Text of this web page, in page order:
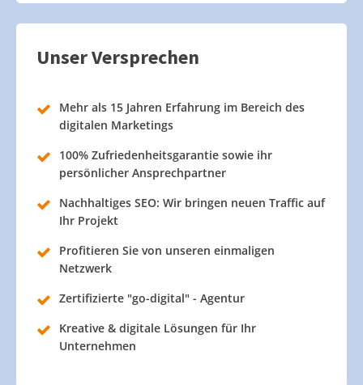
Unser Versprechen
Mehr als 15 Jahren Erfahrung im Bereich des
digitalen Marketings
100% Zufriedenheitsgarantie sowie ihr
persönlicher Ansprechpartner
Nachhaltiges SEO: Wir bringen neuen Traffic auf
Ihr Projekt
Profitieren Sie von unseren einmaligen
Netzwerk
Zertifizierte "go-digital" - Agentur
Kreative & digitale Lösungen für Ihr
Unternehmen